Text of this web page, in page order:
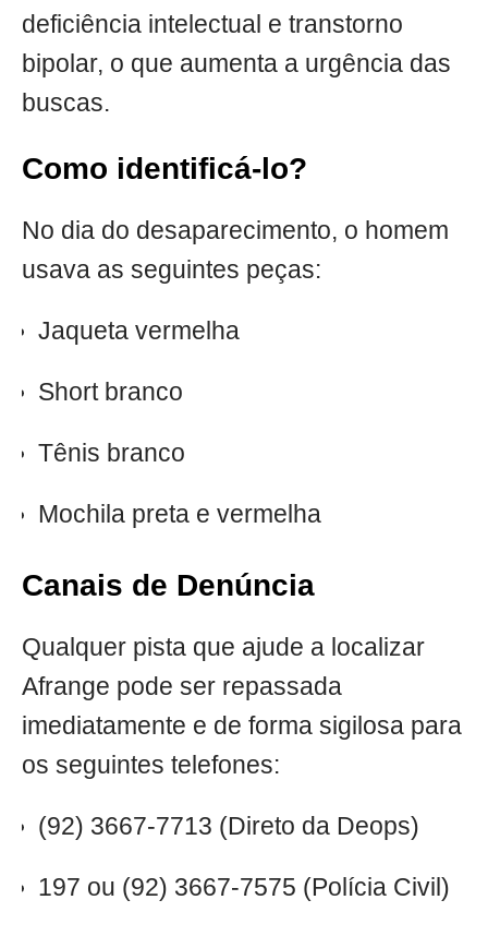
deficiência intelectual e transtorno
bipolar, o que aumenta a urgência das
buscas.
Como identificá-lo?
No dia do desaparecimento, o homem
usava as seguintes peças:
Jaqueta vermelha
Short branco
Tênis branco
Mochila preta e vermelha
Canais de Denúncia
Qualquer pista que ajude a localizar
Afrange pode ser repassada
imediatamente e de forma sigilosa para
os seguintes telefones:
(92) 3667-7713 (Direto da Deops)
197 ou (92) 3667-7575 (Polícia Civil)